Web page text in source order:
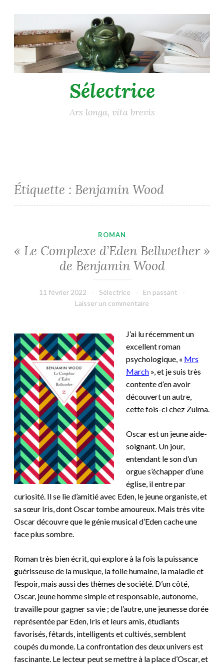
au
contenu
principal
Sélectrice
Ars longa, vita brevis
Étiquette : Benjamin Wood
ROMAN
« Le Complexe d’Eden Bellwether »
de Benjamin Wood
11 février 2022 Sélectrice
En passant
Laisser un commentaire
J’ai lu récemment un
excellent roman
psychologique, « Mrs
March », et je suis très
contente d’en avoir
découvert un autre,
cette fois-ci chez Zulma.
Oscar est un jeune aide-
soignant. Un jour,
entendant le son d’un
orgue s’échapper d’une
église, il entre par
curiosité. Il se lie d’amitié avec Eden, le jeune organiste, et
sa sœur Iris, dont Oscar tombe amoureux. Mais très vite
Oscar découvre que le génie musical d’Eden cache une
face plus sombre.
Roman très bien écrit, qui explore à la fois la puissance
guérisseuse de la musique, la folie humaine, la maladie et
l’espoir, mais aussi des thèmes de société. D’un côté,
Oscar, jeune homme simple et responsable, autonome,
travaille pour gagner sa vie ; de l’autre, une jeunesse dorée
représentée par Eden, Iris et leurs amis, étudiants
favorisés, fêtards, intelligents et cultivés, semblent
coupés du monde. La confrontation des deux univers est
fascinante. Le lecteur peut se mettre à la place d’Oscar, et